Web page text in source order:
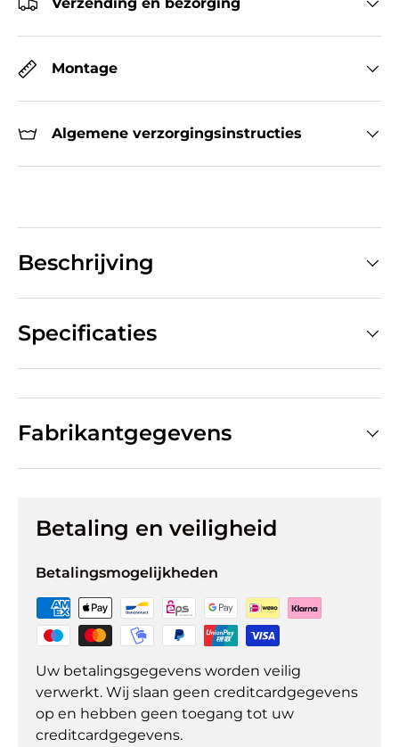
Verzending en bezorging
Montage
Algemene verzorgingsinstructies
Beschrijving
Specificaties
Fabrikantgegevens
Betaling en veiligheid
Betalingsmogelijkheden
Uw betalingsgegevens worden veilig
verwerkt. Wij slaan geen creditcardgegevens
op en hebben geen toegang tot uw
creditcardgegevens.